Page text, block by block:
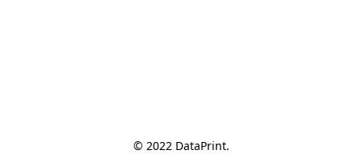
© 2022 DataPrint.